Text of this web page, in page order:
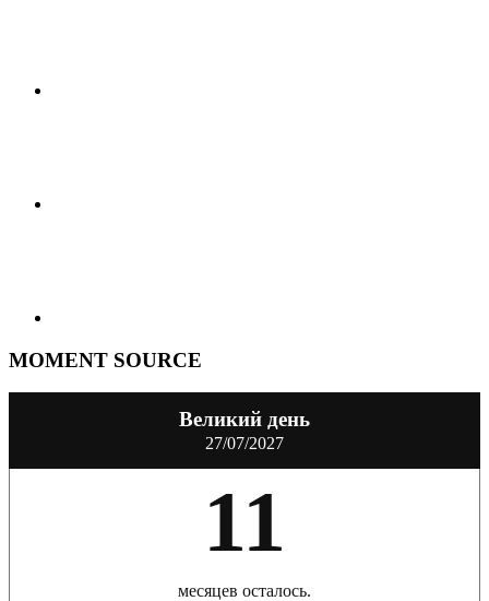
MOMENT SOURCE
Великий день
27/07/2027
11
месяцев осталось.